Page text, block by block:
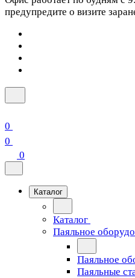
предупредите о визите
0
0
0
Каталог
Каталог
Паяльное
Паяльное
Паяльные